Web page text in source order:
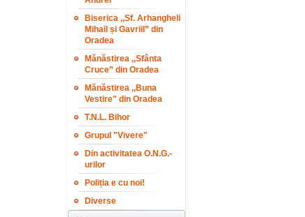
Biserica ,,Sf. Arhangheli
Mihail și Gavriil” din
Oradea
Mănăstirea ,,Sfânta
Cruce” din Oradea
Mănăstirea ,,Buna
Vestire" din Oradea
T.N.L. Bihor
Grupul "Vivere"
Din activitatea O.N.G.-
urilor
Poliția e cu noi!
Diverse